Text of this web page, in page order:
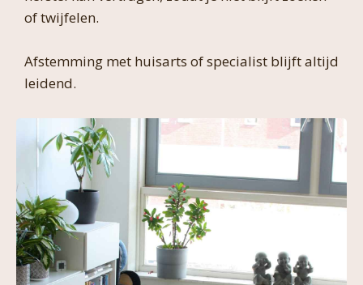
of twijfelen.
Afstemming met huisarts of specialist blijft altijd
leidend.